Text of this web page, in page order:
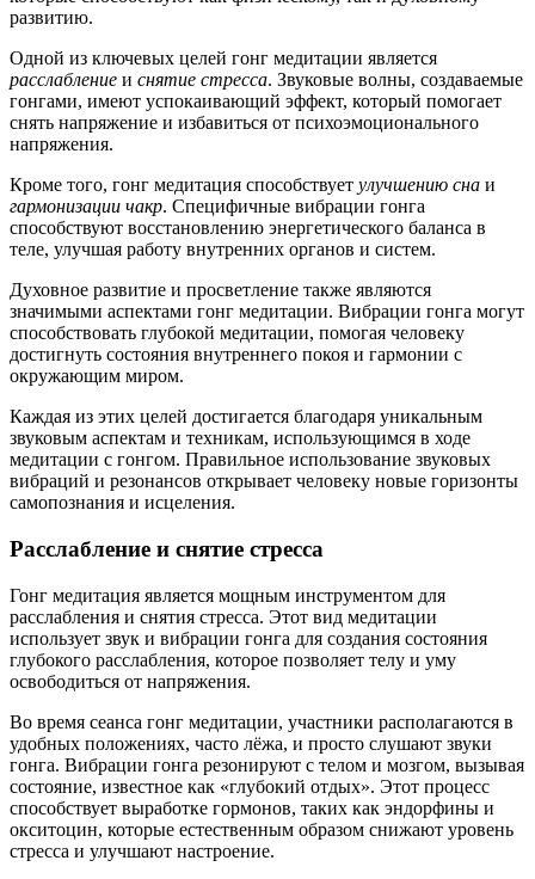
развитию.
Одной из ключевых целей гонг медитации является
расслабление и снятие стресса. Звуковые волны, создаваемые
гонгами, имеют успокаивающий эффект, который помогает
снять напряжение и избавиться от психоэмоционального
напряжения.
Кроме того, гонг медитация способствует улучшению сна и
гармонизации чакр. Специфичные вибрации гонга
способствуют восстановлению энергетического баланса в
теле, улучшая работу внутренних органов и систем.
Духовное развитие и просветление также являются
значимыми аспектами гонг медитации. Вибрации гонга могут
способствовать глубокой медитации, помогая человеку
достигнуть состояния внутреннего покоя и гармонии с
окружающим миром.
Каждая из этих целей достигается благодаря уникальным
звуковым аспектам и техникам, использующимся в ходе
медитации с гонгом. Правильное использование звуковых
вибраций и резонансов открывает человеку новые горизонты
самопознания и исцеления.
Расслабление и снятие стресса
Гонг медитация является мощным инструментом для
расслабления и снятия стресса. Этот вид медитации
использует звук и вибрации гонга для создания состояния
глубокого расслабления, которое позволяет телу и уму
освободиться от напряжения.
Во время сеанса гонг медитации, участники располагаются в
удобных положениях, часто лёжа, и просто слушают звуки
гонга. Вибрации гонга резонируют с телом и мозгом, вызывая
состояние, известное как «глубокий отдых». Этот процесс
способствует выработке гормонов, таких как эндорфины и
окситоцин, которые естественным образом снижают уровень
стресса и улучшают настроение.